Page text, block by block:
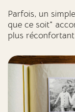
Parfois, un
que ce soit"
plus